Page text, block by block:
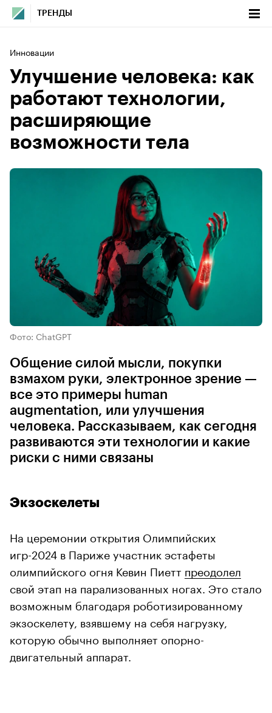
ТРЕНДЫ
Инновации
Улучшение человека: как
работают технологии,
расширяющие
возможности тела
Фото: ChatGPT
Общение силой мысли, покупки
взмахом руки, электронное зрение —
все это примеры human
augmentation, или улучшения
человека. Рассказываем, как сегодня
развиваются эти технологии и какие
риски с ними связаны
Экзоскелеты
На церемонии открытия Олимпийских
игр-2024 в Париже участник эстафеты
олимпийского огня Кевин Пиетт преодолел
свой этап на парализованных ногах. Это стало
возможным благодаря роботизированному
экзоскелету, взявшему на себя нагрузку,
которую обычно выполняет опорно-
двигательный аппарат.